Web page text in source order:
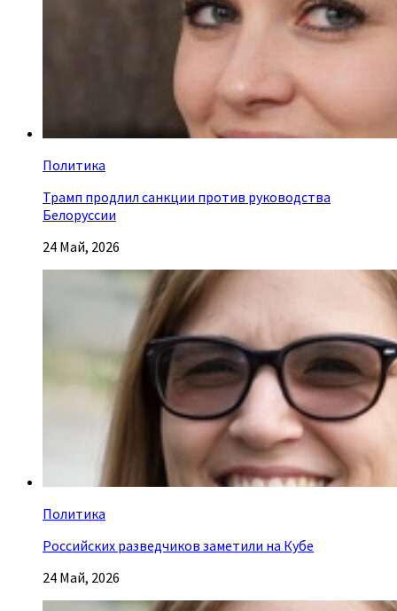
Политика
Трамп продлил санкции против руководства
Белоруссии
24 Май, 2026
Политика
Российских разведчиков заметили на Кубе
24 Май, 2026